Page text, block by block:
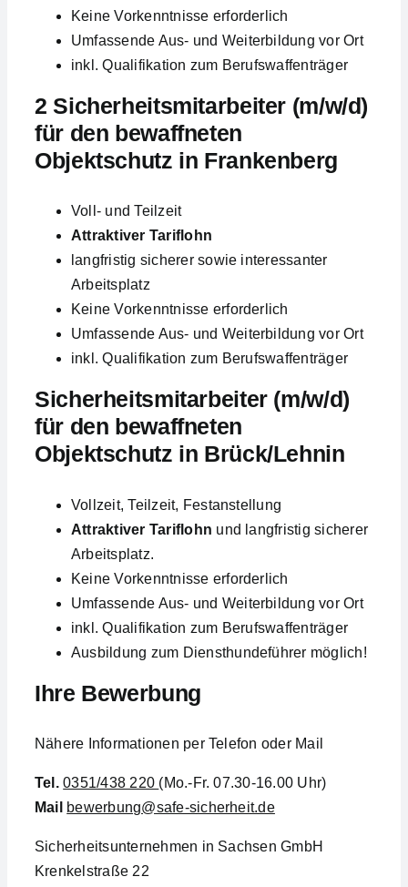
Keine Vorkenntnisse erforderlich
Umfassende Aus- und Weiterbildung vor Ort
inkl. Qualifikation zum Berufswaffenträger
2 Sicherheitsmitarbeiter (m/w/d)
für den bewaffneten
Objektschutz in Frankenberg
Voll- und Teilzeit
Attraktiver Tariflohn
langfristig sicherer sowie interessanter
Arbeitsplatz
Keine Vorkenntnisse erforderlich
Umfassende Aus- und Weiterbildung vor Ort
inkl. Qualifikation zum Berufswaffenträger
Sicherheitsmitarbeiter (m/w/d)
für den bewaffneten
Objektschutz in Brück/Lehnin
Vollzeit, Teilzeit, Festanstellung
Attraktiver Tariflohn und langfristig sicherer
Arbeitsplatz.
Keine Vorkenntnisse erforderlich
Umfassende Aus- und Weiterbildung vor Ort
inkl. Qualifikation zum Berufswaffenträger
Ausbildung zum Diensthundeführer möglich!
Ihre Bewerbung
Nähere Informationen per Telefon oder Mail
Tel.0351/438 220 (Mo.-Fr. 07.30-16.00 Uhr)
Mail
bewerbung@safe-sicherheit.de
Sicherheitsunternehmen in Sachsen GmbH
Krenkelstraße 22